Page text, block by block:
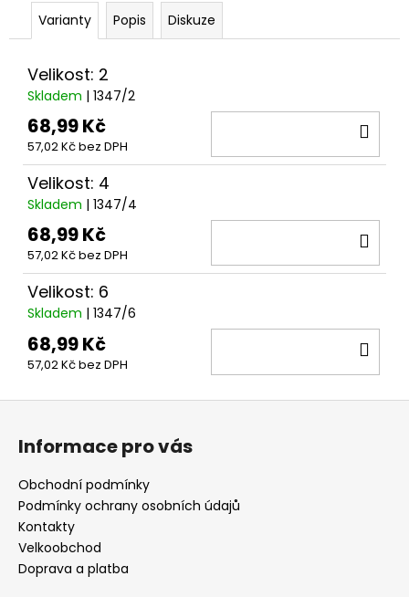
Varianty Popis Diskuze
Velikost: 2
Skladem | 1347/2
68,99 Kč
57,02 Kč bez DPH
Velikost: 4
Skladem | 1347/4
68,99 Kč
57,02 Kč bez DPH
Velikost: 6
Skladem | 1347/6
68,99 Kč
57,02 Kč bez DPH
Kč
Z
Informace pro vás
Obchodní podmínky
Podmínky ochrany osobních údajů
Kontakty
Velkoobchod
Doprava a platba